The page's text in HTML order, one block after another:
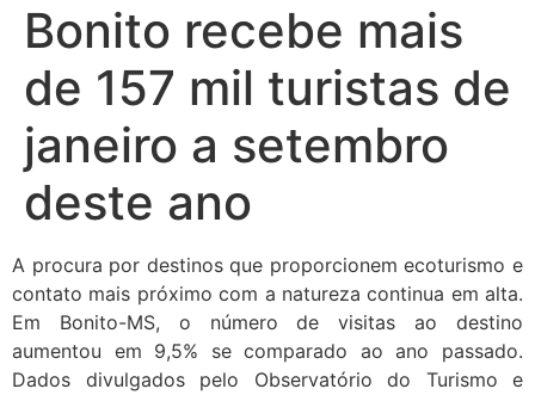
Bonito recebe mais
de 157 mil turistas de
janeiro a setembro
deste ano
A procura por destinos que proporcionem ecoturismo e
contato mais próximo com a natureza continua em alta.
Em Bonito-MS, o número de visitas ao destino
aumentou em 9,5% se comparado ao ano passado.
Dados divulgados pelo Observatório do Turismo e